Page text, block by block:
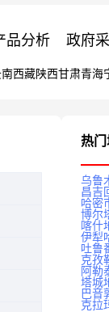
品分析 政府
西藏陕西甘肃青海
热
乌鲁
昌吉
哈密
博尔
喀什
伊犁
吐鲁
克孜
阿勒
塔城
巴音
克拉